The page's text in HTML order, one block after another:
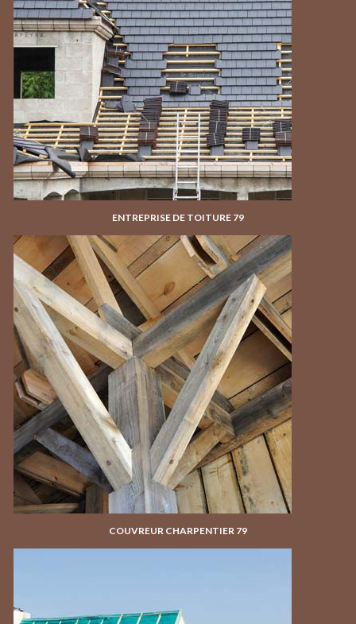
ENTREPRISE DE TOITURE 79
COUVREUR CHARPENTIER 79